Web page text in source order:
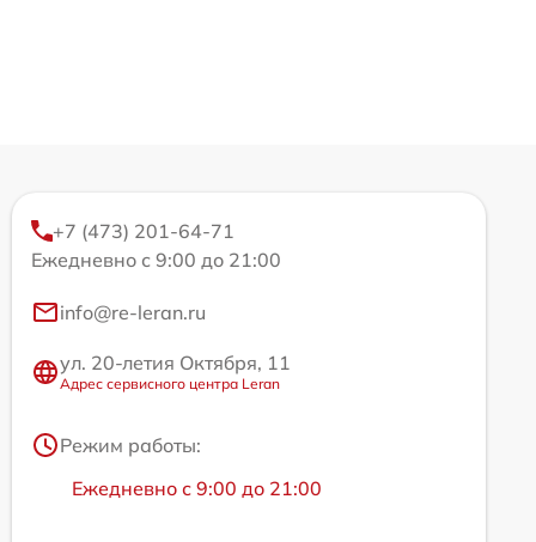
+7 (473) 201-64-71
Ежедневно с 9:00 до 21:00
info@re-leran.ru
ул. 20-летия Октября, 11
Адрес сервисного центра Leran
Режим работы:
Ежедневно с 9:00 до 21:00